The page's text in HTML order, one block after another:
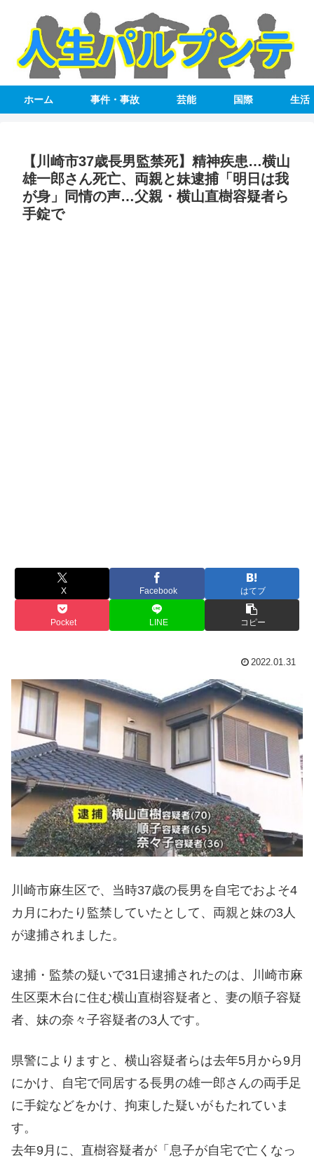
ホーム 事件・事故 芸能 国際 生活
【川崎市37歳長男監禁死】精神疾患…横山
雄一郎さん死亡、両親と妹逮捕「明日は我
が身」同情の声…父親・横山直樹容疑者ら
手錠で
X Facebook はてブ
Pocket LINE コピー
2022.01.31
川崎市麻生区で、当時37歳の長男を自宅でおよそ4
カ月にわたり監禁していたとして、両親と妹の3人
が逮捕されました。
逮捕・監禁の疑いで31日逮捕されたのは、川崎市麻
生区栗木台に住む横山直樹容疑者と、妻の順子容疑
者、妹の奈々子容疑者の3人です。
県警によりますと、横山容疑者らは去年5月から9月
にかけ、自宅で同居する長男の雄一郎さんの両手足
に手錠などをかけ、拘束した疑いがもたれていま
す。
去年9月に、直樹容疑者が「息子が自宅で亡くなっ